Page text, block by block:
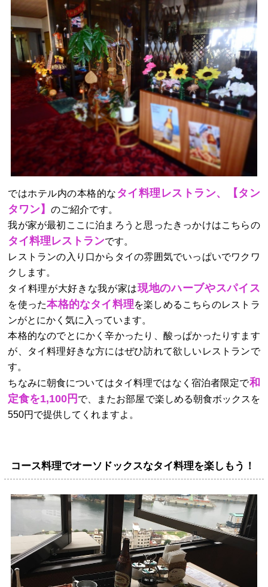
ではホテル内の本格的な タイ料理レストラン、【タン
タワン】のご紹介です。
我が家が最初ここに泊まろうと思ったきっかけはこちらの
タイ料理レストランです。
レストランの入り口からタイの雰囲気でいっぱいでワクワ
クします。
タイ料理が大好きな我が家は現地のハーブやスパイス
を使った本格的なタイ料理を楽しめるこちらのレストラ
ンがとにかく気に入っています。
本格的なのでとにかく辛かったり、酸っぱかったりすます
が、タイ料理好きな方にはぜひ訪れて欲しいレストランで
す。
ちなみに朝食についてはタイ料理ではなく宿泊者限定で和
定食を1,100円 で、またお部屋で楽しめる朝食ボックスを
550円で提供してくれますよ。
コース料理でオーソドックスなタイ料理を楽しもう！